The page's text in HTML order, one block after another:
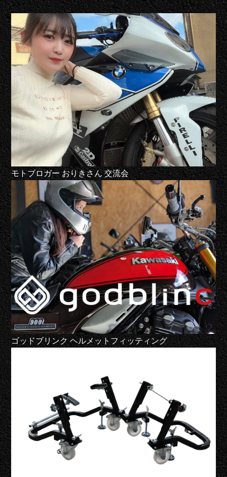
モトブロガー おりきさん 交流会
ゴッドブリンク ヘルメットフィッティング